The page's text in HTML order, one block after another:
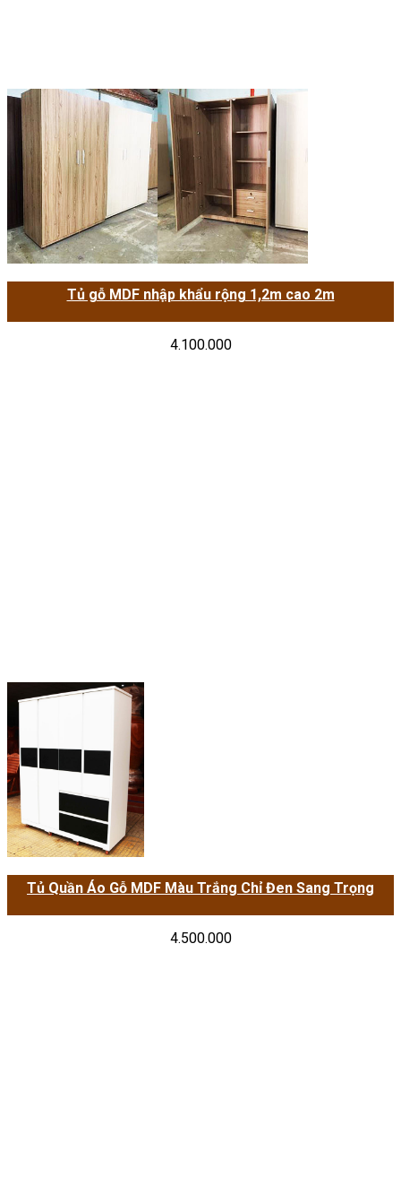
Tủ gỗ MDF nhập khẩu rộng 1,2m cao 2m
4.100.000
Tủ Quần Áo Gỗ MDF Màu Trắng Chỉ Đen Sang Trọng
4.500.000